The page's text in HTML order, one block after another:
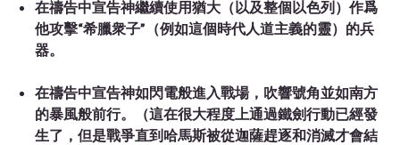
在禱告中宣告神繼續使用猶大（以及整個以色列）作爲
他攻擊“希臘衆子” （例如這個時代人道主義的靈）的兵
器。
在禱告中宣告神如閃電般進入戰場，吹響號角並如南方
的暴風般前行。（這在很大程度上通過鐵劍行動已經發
生了，但是戰爭直到哈馬斯被從迦薩趕逐和消滅才會結